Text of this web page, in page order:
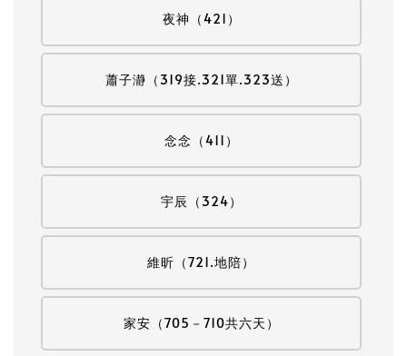
夜神（421）
蕭子瀞（319接.321單.323送）
念念（411）
宇辰（324）
維昕（721.地陪）
家安（705－710共六天）